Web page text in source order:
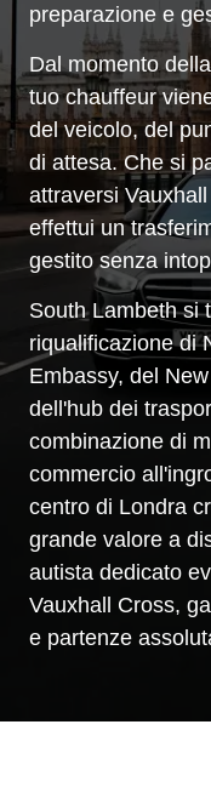
preparazione e
Dal momento
tuo chauffeur
del veicolo, del
di attesa. Che si
attraversi
effettui un
gestito senza
South Lambeth si
riqualificazione di
Embassy, del
dell'hub dei
combinazione di
commercio
centro di Londra
grande valore a
autista dedicato
Vauxhall Cross,
e partenze